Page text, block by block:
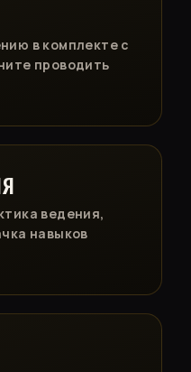
в комплекте с
проводить
ведения,
навыков